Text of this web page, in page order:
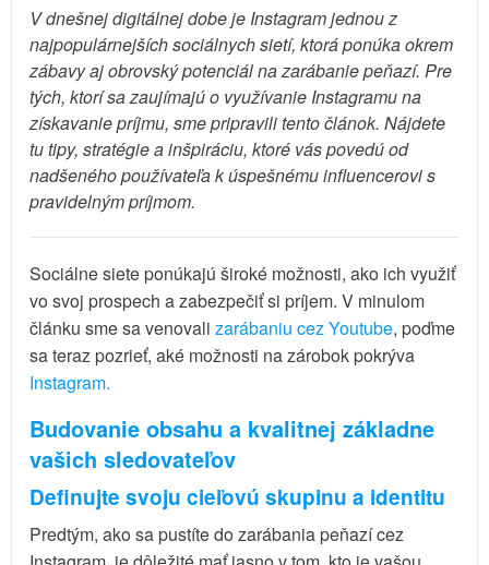
V dnešnej digitálnej dobe je Instagram jednou z
najpopulárnejších sociálnych sietí, ktorá ponúka okrem
zábavy aj obrovský potenciál na zarábanie peňazí. Pre
tých, ktorí sa zaujímajú o využívanie Instagramu na
získavanie príjmu, sme pripravili tento článok. Nájdete
tu tipy, stratégie a inšpiráciu, ktoré vás povedú od
nadšeného používateľa k úspešnému influencerovi s
pravidelným príjmom.
Sociálne siete ponúkajú široké možnosti, ako ich využiť
vo svoj prospech a zabezpečiť si príjem. V minulom
článku sme sa venovali zarábaniu cez Youtube, poďme
sa teraz pozrieť, aké možnosti na zárobok pokrýva
Instagram.
Budovanie obsahu a kvalitnej základne
vašich sledovateľov
Definujte svoju cieľovú skupinu a identitu
Predtým, ako sa pustíte do zarábania peňazí cez